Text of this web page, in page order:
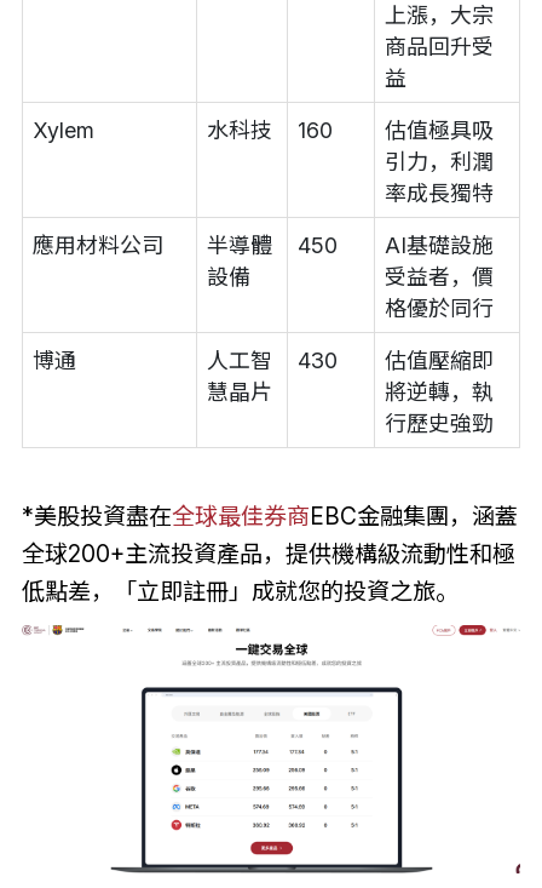
上漲，大宗
商品回升受
益
Xylem 水科技 160
估值極具吸
引力，利潤
率成長獨特
應用材料公司
半導體
設備
450
AI基礎設施
受益者，價
格優於同行
博通
人工智
慧晶片
430
估值壓縮即
將逆轉，執
行歷史強勁
*美股投資盡在全球最佳券商EBC金融集團，涵蓋
全球200+主流投資產品，提供機構級流動性和極
低點差，「立即註冊」成就您的投資之旅。